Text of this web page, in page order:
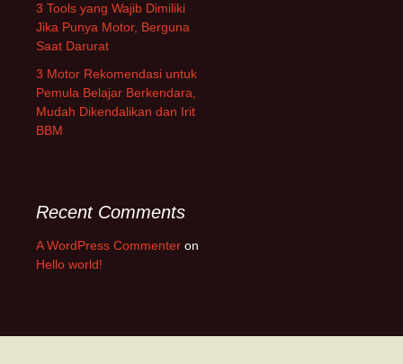
3 Tools yang Wajib Dimiliki
Jika Punya Motor, Berguna
Saat Darurat
3 Motor Rekomendasi untuk
Pemula Belajar Berkendara,
Mudah Dikendalikan dan Irit
BBM
Recent Comments
A WordPress Commenter on
Hello world!